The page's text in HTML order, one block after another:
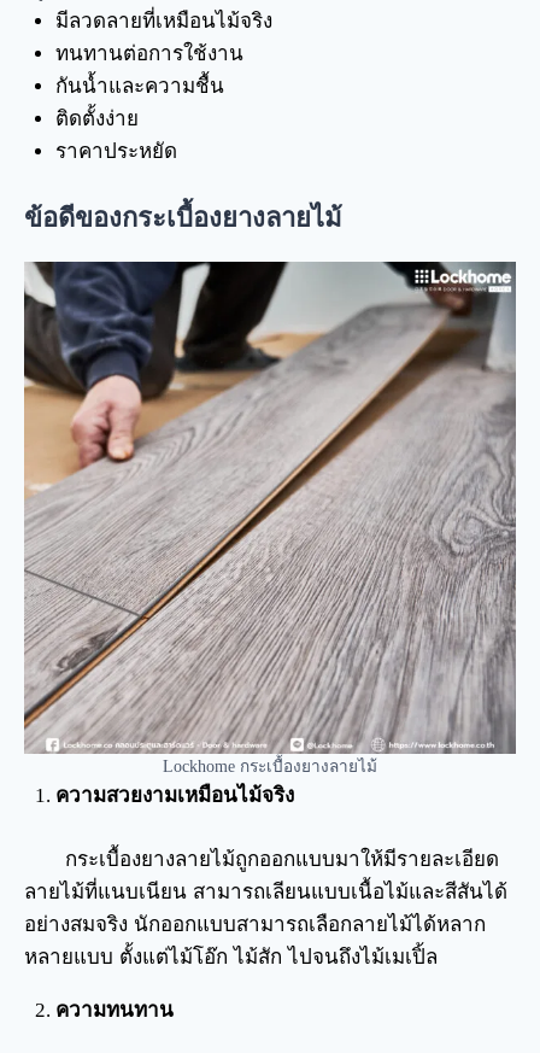
มีลวดลายที่เหมือนไม้จริง
ทนทานต่อการใช้งาน
กันน้ำและความชื้น
ติดตั้งง่าย
ราคาประหยัด
ข้อดีของกระเบื้องยางลายไม้
Lockhome กระเบื้องยางลายไม้
ความสวยงามเหมือนไม้จริง
กระเบื้องยางลายไม้ถูกออกแบบมาให้มีรายละเอียด
ลายไม้ที่แนบเนียน สามารถเลียนแบบเนื้อไม้และสีสันได้
อย่างสมจริง นักออกแบบสามารถเลือกลายไม้ได้หลาก
หลายแบบ ตั้งแต่ไม้โอ๊ก ไม้สัก ไปจนถึงไม้เมเปิ้ล
ความทนทาน